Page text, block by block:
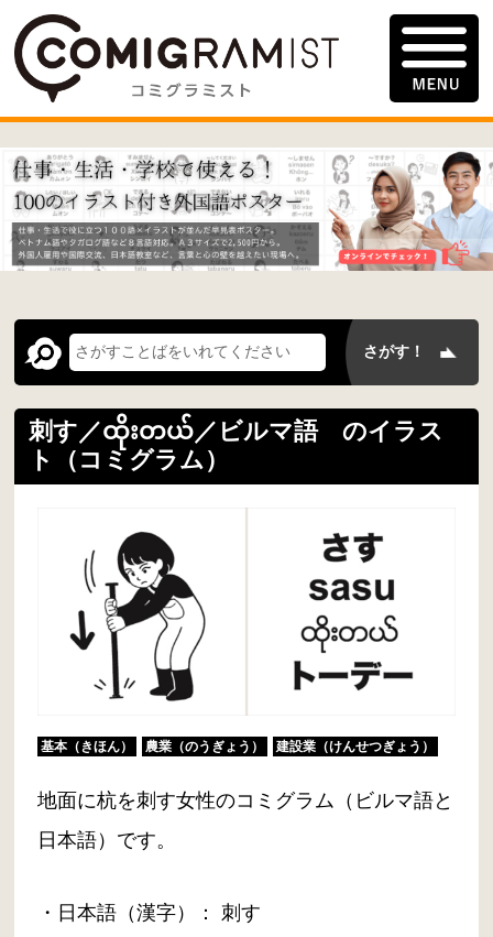
刺す／ထိုးတယ်／ビルマ語 のイラス
ト（コミグラム）
基本（きほん） 農業（のうぎょう） 建設業（けんせつぎょう）
地面に杭を刺す女性のコミグラム（ビルマ語と
日本語）です。
・日本語（漢字）： 刺す